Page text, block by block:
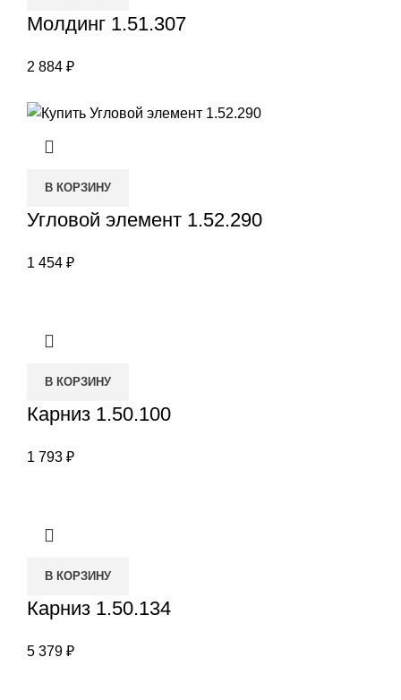
Молдинг 1.51.307
2 884 ₽
В КОРЗИНУ
Угловой элемент 1.52.290
1 454 ₽
В КОРЗИНУ
Карниз 1.50.100
1 793 ₽
В КОРЗИНУ
Карниз 1.50.134
5 379 ₽